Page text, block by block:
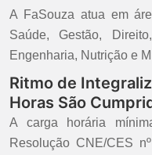
A FaSouza atua em
Saúde, Gestão,
Engenharia, Nutrição e
Ritmo de
Horas São
A carga horária
Resolução CNE/CES